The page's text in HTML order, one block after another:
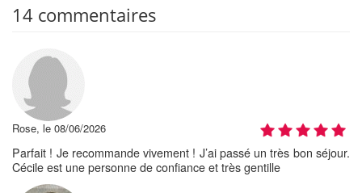
14 commentaires
Rose, le 08/06/2026
Parfait ! Je recommande vivement ! J’ai passé un très bon séjour.
Cécile est une personne de confiance et très gentille